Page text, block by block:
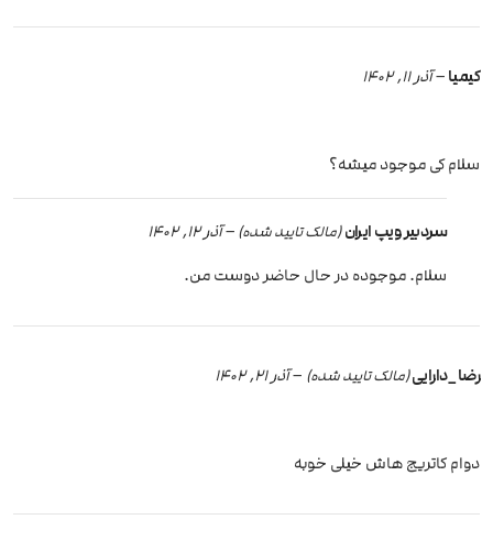
کیمیا–آذر 11, 1402
سلام کی موجود میشه؟
سردبیر ویپ ایران(مالک تایید شده) –آذر 12, 1402
سلام. موجوده در حال حاضر دوست من.
رضا_دارایی(مالک تایید شده) –آذر 21, 1402
دوام کاتریج هاش خیلی خوبه